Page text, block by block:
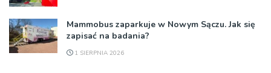
Mammobus zaparkuje w Nowym Sączu. Jak się
zapisać na badania?
1 SIERPNIA 2026